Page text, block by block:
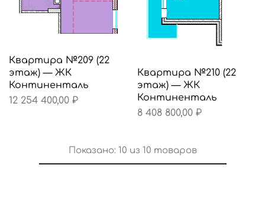
Квартира №209 (22
этаж) — ЖК
Континенталь
12 254 400,00 ₽
Квартира №210 (22
этаж) — ЖК
Континенталь
8 408 800,00 ₽
Показано: 10 из 10 товаров